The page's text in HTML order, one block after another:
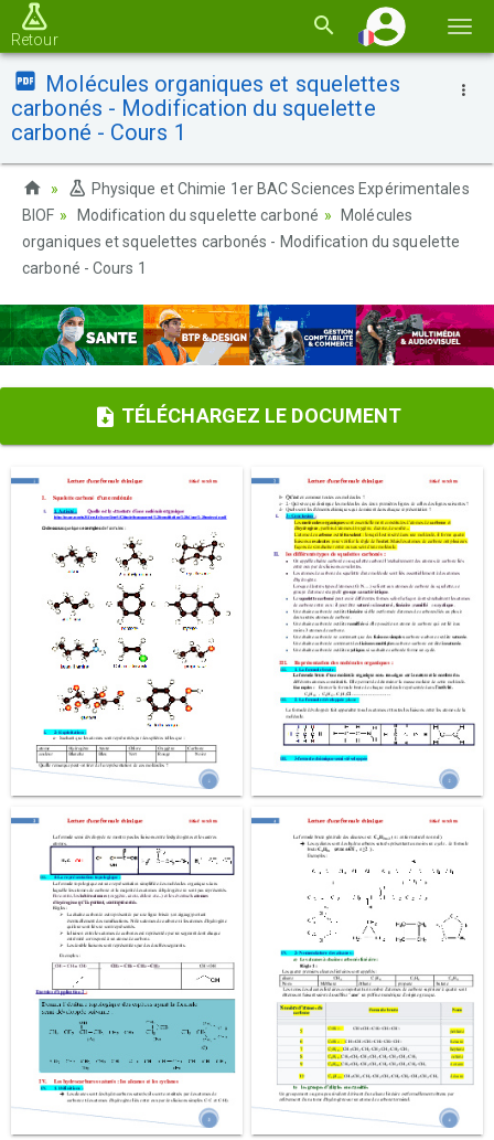
la
Retour
Molécules organiques et squelettes
carbonés - Modification du squelette
carboné - Cours 1
Physique et Chimie 1er BAC Sciences Expérimentales
BIOF
Modification du squelette carboné
Molécules
organiques et squelettes carbonés - Modification du squelette
carboné - Cours 1
TÉLÉCHARGEZ LE DOCUMENT